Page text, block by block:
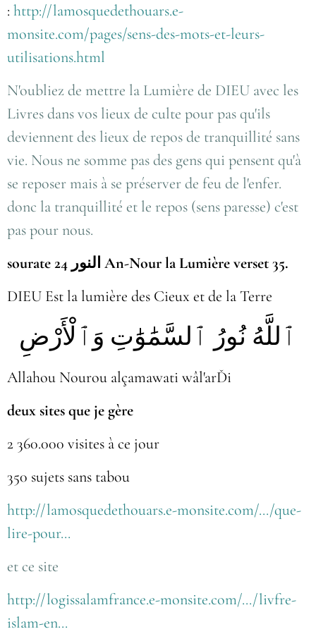
: http://lamosquedethouars.e-
monsite.com/pages/sens-des-mots-et-leurs-
utilisations.html
N'oubliez de mettre la Lumière de DIEU avec les
Livres dans vos lieux de culte pour pas qu'ils
deviennent des lieux de repos de tranquillité sans
vie. Nous ne somme pas des gens qui pensent qu'à
se reposer mais à se préserver de feu de l'enfer.
donc la tranquillité et le repos (sens paresse) c'est
pas pour nous.
sourate 24 النور An-Nour la Lumière verset 35.
DIEU Est la lumière des Cieux et de la Terre
ٱللَّهُ نُورُ ٱلسَّمَٰوَٰتِ وَٱلْأَرْضِ
Allahou Nourou alçamawati wâl'arĎi
deux sites que je gère
2 360.000 visites à ce jour
350 sujets sans tabou
http://lamosquedethouars.e-monsite.com/.../que-
lire-pour...
et ce site
http://logissalamfrance.e-monsite.com/.../livfre-
islam-en...